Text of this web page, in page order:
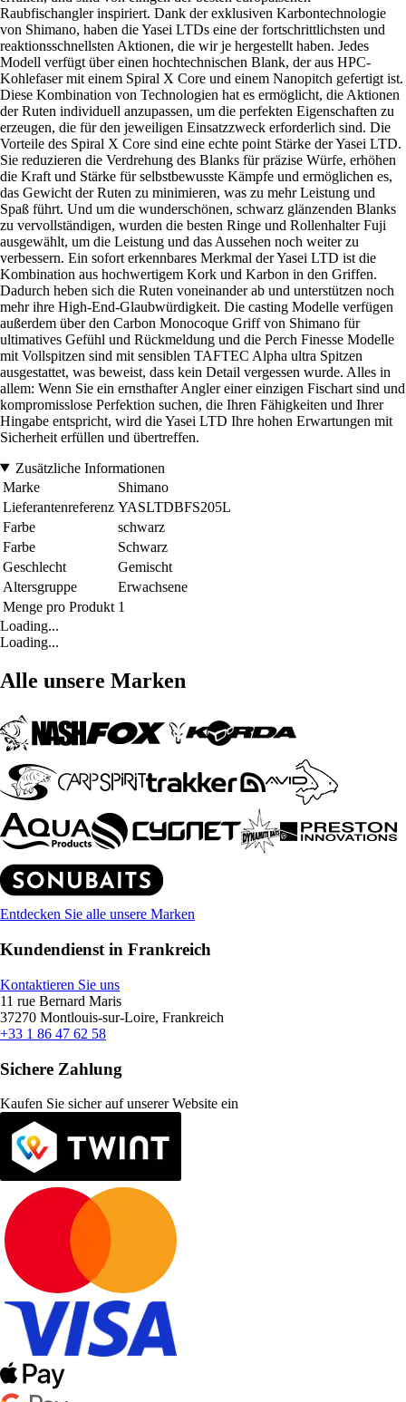
Raubfischangler inspiriert. Dank der exklusiven Karbontechnologie
von Shimano, haben die Yasei LTDs eine der fortschrittlichsten und
reaktionsschnellsten Aktionen, die wir je hergestellt haben. Jedes
Modell verfügt über einen hochtechnischen Blank, der aus HPC-
Kohlefaser mit einem Spiral X Core und einem Nanopitch gefertigt ist.
Diese Kombination von Technologien hat es ermöglicht, die Aktionen
der Ruten individuell anzupassen, um die perfekten Eigenschaften zu
erzeugen, die für den jeweiligen Einsatzzweck erforderlich sind. Die
Vorteile des Spiral X Core sind eine echte point Stärke der Yasei LTD.
Sie reduzieren die Verdrehung des Blanks für präzise Würfe, erhöhen
die Kraft und Stärke für selbstbewusste Kämpfe und ermöglichen es,
das Gewicht der Ruten zu minimieren, was zu mehr Leistung und
Spaß führt. Und um die wunderschönen, schwarz glänzenden Blanks
zu vervollständigen, wurden die besten Ringe und Rollenhalter Fuji
ausgewählt, um die Leistung und das Aussehen noch weiter zu
verbessern. Ein sofort erkennbares Merkmal der Yasei LTD ist die
Kombination aus hochwertigem Kork und Karbon in den Griffen.
Dadurch heben sich die Ruten voneinander ab und unterstützen noch
mehr ihre High-End-Glaubwürdigkeit. Die casting Modelle verfügen
außerdem über den Carbon Monocoque Griff von Shimano für
ultimatives Gefühl und Rückmeldung und die Perch Finesse Modelle
mit Vollspitzen sind mit sensiblen TAFTEC Alpha ultra Spitzen
ausgestattet, was beweist, dass kein Detail vergessen wurde. Alles in
allem: Wenn Sie ein ernsthafter Angler einer einzigen Fischart sind und
kompromisslose Perfektion suchen, die Ihren Fähigkeiten und Ihrer
Hingabe entspricht, wird die Yasei LTD Ihre hohen Erwartungen mit
Sicherheit erfüllen und übertreffen.
Zusätzliche Informationen
Marke
Shimano
Lieferantenreferenz YASLTDBFS205L
Farbe
schwarz
Farbe
Schwarz
Geschlecht
Gemischt
Altersgruppe
Erwachsene
Menge pro Produkt 1
Loading...
Loading...
Alle unsere Marken
Entdecken Sie alle unsere Marken
Kundendienst in Frankreich
Kontaktieren Sie uns
11 rue Bernard Maris
37270 Montlouis-sur-Loire, Frankreich
+33 1 86 47 62 58
Sichere Zahlung
Kaufen Sie sicher auf unserer Website ein